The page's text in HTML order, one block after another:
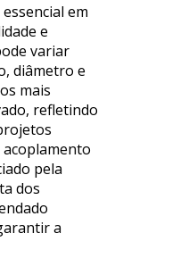
em
e
variar
diâmetro e
mais
refletindo
pela
dos
a